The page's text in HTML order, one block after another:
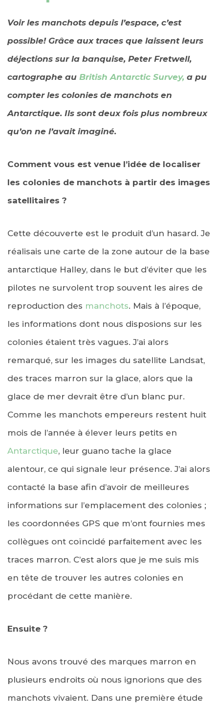
Voir les manchots depuis l’espace, c’est
possible! Grâce aux traces que laissent leurs
déjections sur la banquise, Peter Fretwell,
cartographe au British Antarctic Survey, a pu
compter les colonies de manchots en
Antarctique. Ils sont deux fois plus nombreux
qu’on ne l’avait imaginé.
Comment vous est venue l’idée de localiser
les colonies de manchots à partir des images
satellitaires ?
Cette découverte est le produit d’un hasard. Je
réalisais une carte de la zone autour de la base
antarctique Halley, dans le but d’éviter que les
pilotes ne survolent trop souvent les aires de
reproduction des manchots. Mais à l’époque,
les informations dont nous disposions sur les
colonies étaient très vagues. J’ai alors
remarqué, sur les images du satellite Landsat,
des traces marron sur la glace, alors que la
glace de mer devrait être d’un blanc pur.
Comme les manchots empereurs restent huit
mois de l’année à élever leurs petits en
Antarctique, leur guano tache la glace
alentour, ce qui signale leur présence. J’ai alors
contacté la base afin d’avoir de meilleures
informations sur l’emplacement des colonies ;
les coordonnées GPS que m’ont fournies mes
collègues ont coïncidé parfaitement avec les
traces marron. C’est alors que je me suis mis
en tête de trouver les autres colonies en
procédant de cette manière.
Ensuite ?
Nous avons trouvé des marques marron en
plusieurs endroits où nous ignorions que des
manchots vivaient. Dans une première étude